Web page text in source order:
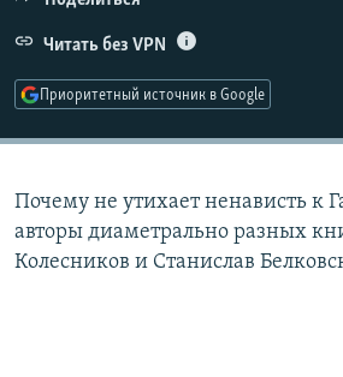
Читать без VPN
Приоритетный источник в Google
Почему не утихает ненависть к
авторы диаметрально разных
Колесников и Станислав